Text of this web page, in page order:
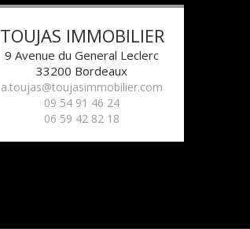
TOUJAS IMMOBILIER
9 Avenue du General Leclerc
33200 Bordeaux
a.toujas@toujasimmobilier.com
09 54 91 46 24
06 59 42 82 18